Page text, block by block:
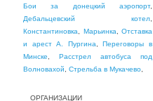
Бои за донецкий аэропорт,
Дебальцевский котел
Константиновка
Марьинка
Отставка
и арест А. Пургина ,Переговоры в
Минске
Расстрел автобуса под
Волновахой
Стрельба в Мукачево
ОРГАНИЗАЦИИ